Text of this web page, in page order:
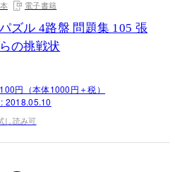
電子書籍
ズル 4路盤 問題集 105 張
の挑戦状
円（本体1000円＋税）
2018.05.10
し読み可